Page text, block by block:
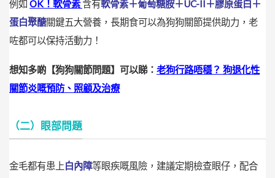
例如 OK！軟骨素含有軟骨素＋葡萄糖胺＋UC-II＋膠原蛋白＋
蛋白聚醣關鍵五大營養，長期食可以為狗狗關節提供助力，老
咗都可以保持活動力！
想知多啲【狗狗關節問題】可以睇： 老狗行路唔穩？ 狗退化性
關節炎嘅預防、照顧及治療
（二）眼部問題
金毛都有患上白內障等眼疾嘅風險，建議定期檢查眼仔，配合